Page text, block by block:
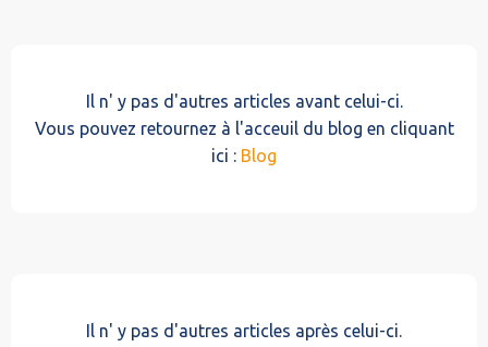
Il n' y pas d'autres articles avant celui-ci.
Vous pouvez retournez à l'acceuil du blog en cliquant
ici : Blog
Il n' y pas d'autres articles après celui-ci.